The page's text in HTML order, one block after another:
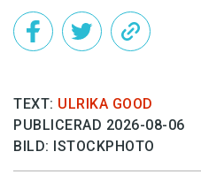
TEXT: ULRIKA GOOD
PUBLICERAD 2026-08-06
BILD: ISTOCKPHOTO